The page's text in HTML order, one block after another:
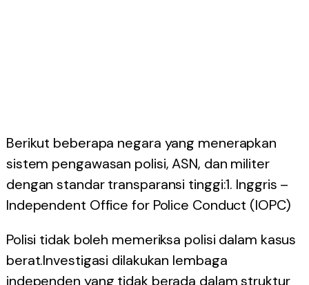
Berikut beberapa negara yang menerapkan
sistem pengawasan polisi, ASN, dan militer
dengan standar transparansi tinggi:1. Inggris –
Independent Office for Police Conduct (IOPC)
Polisi tidak boleh memeriksa polisi dalam kasus
berat.Investigasi dilakukan lembaga
independen yang tidak berada dalam struktur